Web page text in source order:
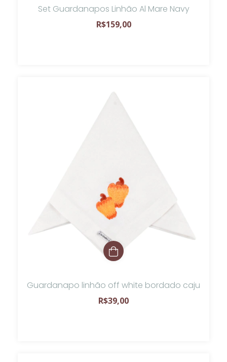
Set Guardanapos Linhão Al Mare Navy
R$159,00
Guardanapo linhão off white bordado caju
R$39,00